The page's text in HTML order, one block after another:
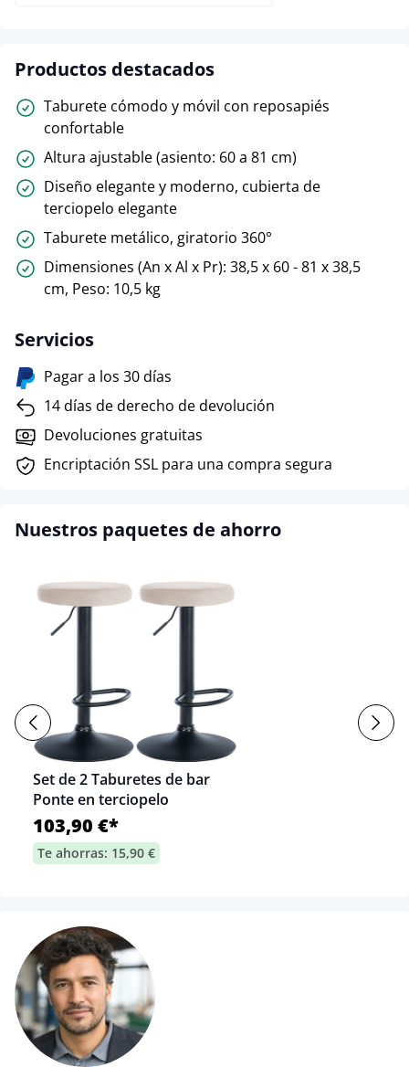
Productos destacados
Taburete cómodo y móvil con reposapiés
confortable
Altura ajustable (asiento: 60 a 81 cm)
Diseño elegante y moderno, cubierta de
terciopelo elegante
Taburete metálico, giratorio 360°
Dimensiones (An x Al x Pr): 38,5 x 60 - 81 x 38,5
cm, Peso: 10,5 kg
Servicios
Pagar a los 30 días
14 días de derecho de devolución
Devoluciones gratuitas
Encriptación SSL para una compra segura
Nuestros paquetes de ahorro
Set de 2 Taburetes de bar
Ponte en terciopelo
103,90 €*
Te ahorras: 15,90 €